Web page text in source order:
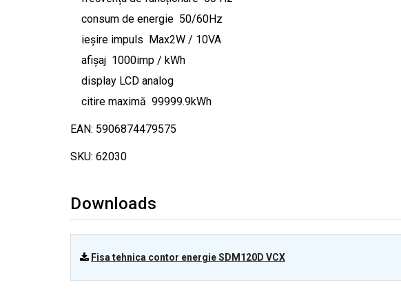
consum de energie 50/60Hz
ieșire impuls Max2W / 10VA
afișaj 1000imp / kWh
display LCD analog
citire maximă 99999.9kWh
EAN: 5906874479575
SKU: 62030
Downloads
Fisa tehnica contor energie SDM120D VCX